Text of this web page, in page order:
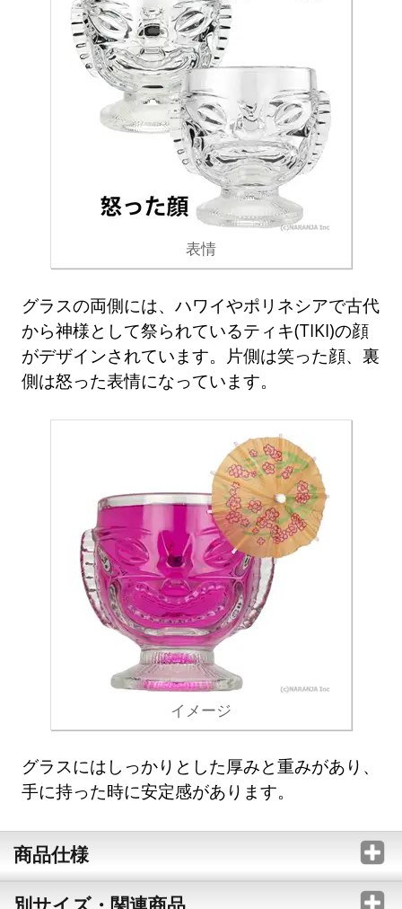
表情
グラスの両側には、ハワイやポリネシアで古代
から神様として祭られているティキ(TIKI)の顔
がデザインされています。片側は笑った顔、裏
側は怒った表情になっています。
イメージ
グラスにはしっかりとした厚みと重みがあり、
手に持った時に安定感があります。
商品仕様